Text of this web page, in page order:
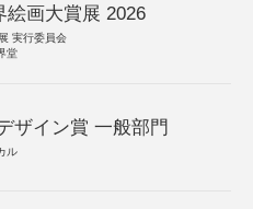
絵画大賞展 2026
実行委員会
堂
ザイン賞 一般部門
ル